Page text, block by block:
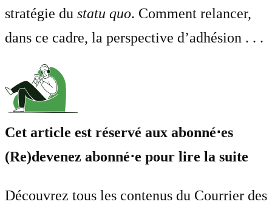
stratégie du statu quo. Comment relancer,
dans ce cadre, la perspective d’adhésion . . .
Cet article est réservé aux abonné⋅es
(Re)devenez abonné⋅e pour lire la suite
Découvrez tous les contenus du Courrier des